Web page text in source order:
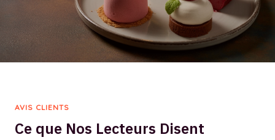
AVIS CLIENTS
Ce que Nos Lecteurs Disent